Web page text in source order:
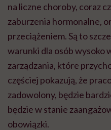
na liczne choroby, coraz
zaburzenia hormonalne,
przeciążeniem. Są to
warunki dla osób wysoko
zarządzania, które
częściej pokazują, że
zadowolony, będzie
będzie w stanie
obowiązki.